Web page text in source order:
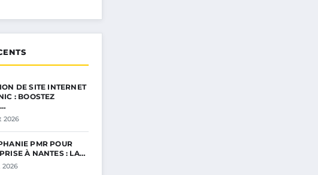
DE SITE INTERNET
: BOOSTEZ
2026
PMR POUR
À NANTES : LA…
2026